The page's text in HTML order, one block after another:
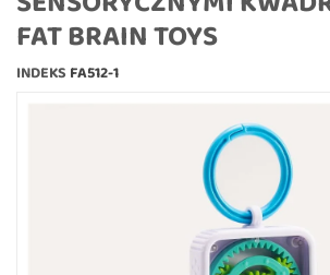
FAT BRAIN TOYS
INDEKS FA512-1